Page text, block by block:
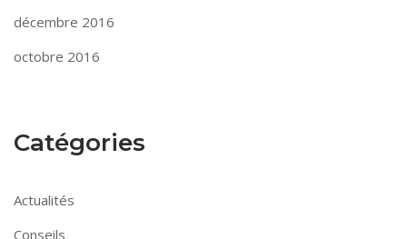
décembre 2016
octobre 2016
Catégories
Actualités
Conseils